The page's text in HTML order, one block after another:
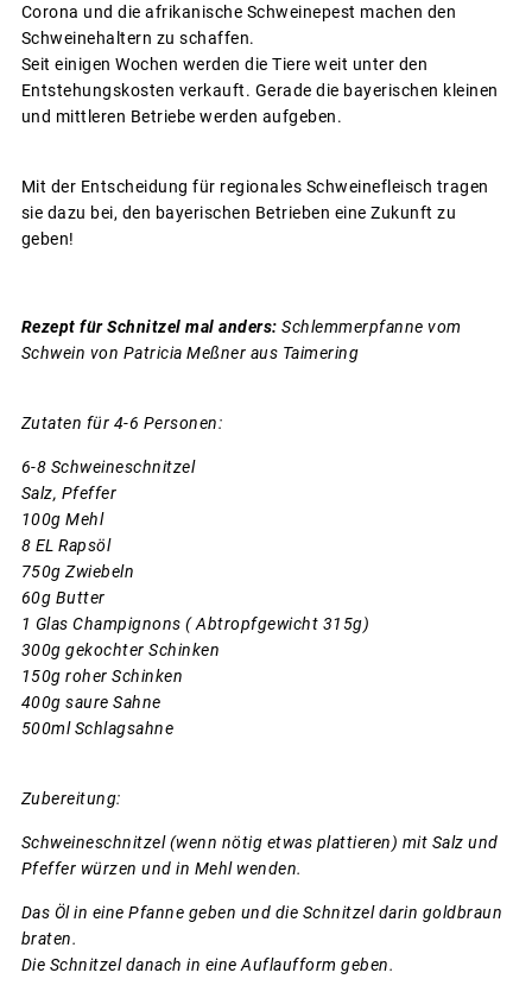
Corona und die afrikanische Schweinepest machen den
Schweinehaltern zu schaffen.
Seit einigen Wochen werden die Tiere weit unter den
Entstehungskosten verkauft. Gerade die bayerischen kleinen
und mittleren Betriebe werden aufgeben.
Mit der Entscheidung für regionales Schweinefleisch tragen
sie dazu bei, den bayerischen Betrieben eine Zukunft zu
geben!
Rezept für Schnitzel mal anders: Schlemmerpfanne vom
Schwein von Patricia Meßner aus Taimering
Zutaten für 4-6 Personen:
6-8 Schweineschnitzel
Salz, Pfeffer
100g Mehl
8 EL Rapsöl
750g Zwiebeln
60g Butter
1 Glas Champignons ( Abtropfgewicht 315g)
300g gekochter Schinken
150g roher Schinken
400g saure Sahne
500ml Schlagsahne
Zubereitung:
Schweineschnitzel (wenn nötig etwas plattieren) mit Salz und
Pfeffer würzen und in Mehl wenden.
Das Öl in eine Pfanne geben und die Schnitzel darin goldbraun
braten.
Die Schnitzel danach in eine Auflaufform geben.